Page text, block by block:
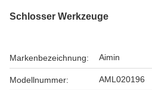
Schlosser Werkzeuge
Markenbezeichnung: Aimin
Modellnummer: AML020196